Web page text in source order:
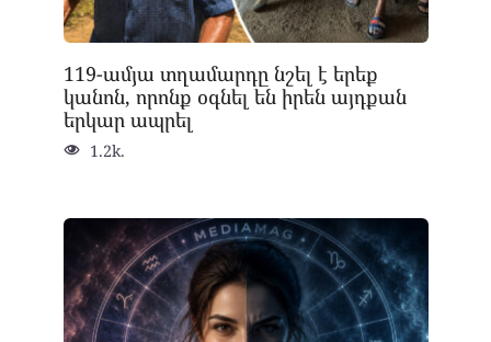
119-ամյա տղամարդը նշել է երեք
կանոն, որոնք օգնել են իրեն այդքան
երկար ապրել
1.2k.